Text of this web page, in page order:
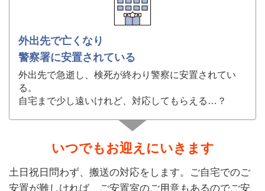
外出先で亡くなり
警察署に安置されている
外出先で急逝し、検死が終わり警察に安置されてい
る。
自宅まで少し遠いけれど、対応してもらえる…？
いつでもお迎えにいきます
土日祝日問わず、搬送の対応をします。ご自宅でのご
安置が難しければ、ご安置室のご用意もあるのでご安